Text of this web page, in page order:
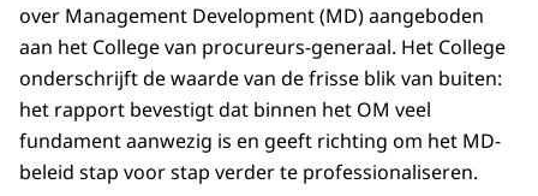
over Management Development (MD) aangeboden
aan het College van procureurs-generaal. Het College
onderschrijft de waarde van de frisse blik van buiten:
het rapport bevestigt dat binnen het OM veel
fundament aanwezig is en geeft richting om het MD-
beleid stap voor stap verder te professionaliseren.